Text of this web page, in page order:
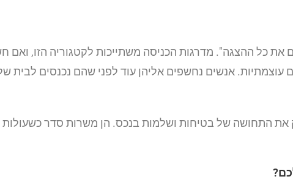
את כל ההצגה". מדרגות הכניסה משתייכות לקטגוריה הזו,
עוצמתיות. אנשים נחשפים אליהן עוד לפני שהם נכנסים לבית
התחושה של בטיחות ושלמות בנכס. הן משרות סדר כשעולות